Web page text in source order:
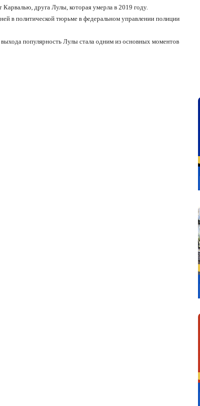
друга Лулы, которая умерла в 2019 году.
в политической тюрьме в федеральном управлении полиции
популярность Лулы стала одним из основных моментов